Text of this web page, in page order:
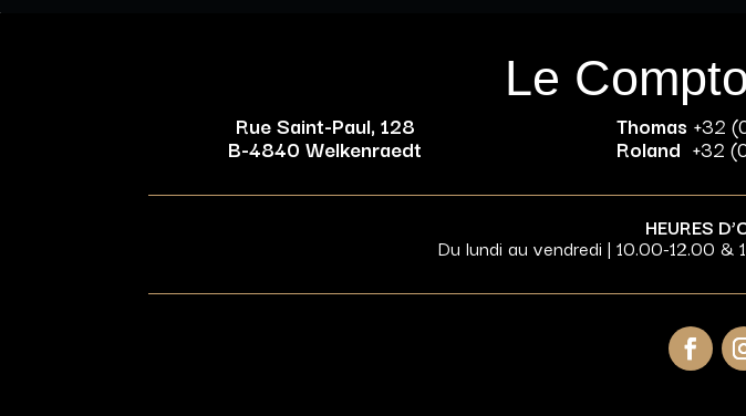
Le
Rue Saint-Paul, 128
B-4840 Welkenraedt
Thomas +32
Roland +32
HEURES
Du lundi au vendredi | 10.00-12.00